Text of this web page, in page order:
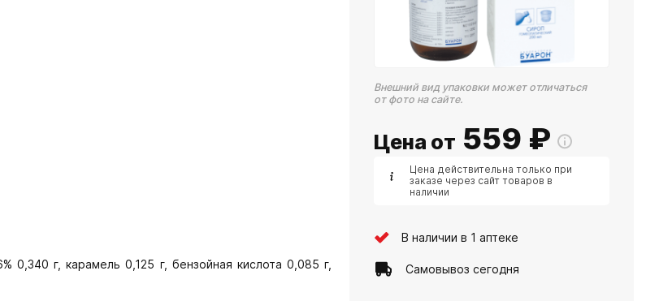
0,340 г, карамель 0,125 г, бензойная кислота 0,085 г,
Внешний вид упаковки может отличаться
от фото на сайте.
Цена от 559 ₽
Цена действительна только при
заказе через сайт товаров в
наличии
В наличии в 1 аптеке
Самовывоз сегодня